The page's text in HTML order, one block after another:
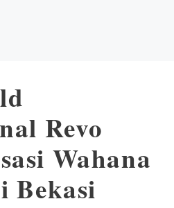
Revo
Wahana
Bekasi